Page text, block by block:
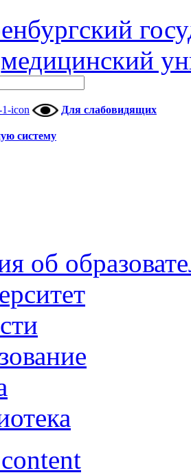
медицинский
Для слабовидящих
систему
об